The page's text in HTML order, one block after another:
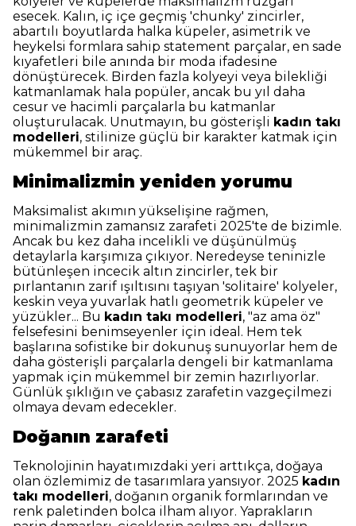
esecek. Kalın, iç içe geçmiş 'chunky' zincirler,
abartılı boyutlarda halka küpeler, asimetrik ve
heykelsi formlara sahip statement parçalar, en sade
kıyafetleri bile anında bir moda ifadesine
dönüştürecek. Birden fazla kolyeyi veya bilekliği
katmanlamak hala popüler, ancak bu yıl daha
cesur ve hacimli parçalarla bu katmanlar
oluşturulacak. Unutmayın, bu gösterişli kadın takı
modelleri, stilinize güçlü bir karakter katmak için
mükemmel bir araç.
Minimalizmin yeniden yorumu
Maksimalist akımın yükselişine rağmen,
minimalizmin zamansız zarafeti 2025'te de bizimle.
Ancak bu kez daha incelikli ve düşünülmüş
detaylarla karşımıza çıkıyor. Neredeyse teninizle
bütünleşen incecik altın zincirler, tek bir
pırlantanın zarif ışıltısını taşıyan 'solitaire' kolyeler,
keskin veya yuvarlak hatlı geometrik küpeler ve
yüzükler... Bu kadın takı modelleri, "az ama öz"
felsefesini benimseyenler için ideal. Hem tek
başlarına sofistike bir dokunuş sunuyorlar hem de
daha gösterişli parçalarla dengeli bir katmanlama
yapmak için mükemmel bir zemin hazırlıyorlar.
Günlük şıklığın ve çabasız zarafetin vazgeçilmezi
olmaya devam edecekler.
Doğanın zarafeti
Teknolojinin hayatımızdaki yeri arttıkça, doğaya
olan özlemimiz de tasarımlara yansıyor. 2025 kadın
takı modelleri, doğanın organik formlarından ve
renk paletinden bolca ilham alıyor. Yaprakların